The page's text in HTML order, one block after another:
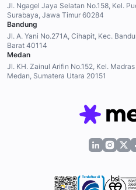
Jl. Ngagel Jaya Selatan No.158, Kel.
Surabaya, Jawa Timur 60284
Bandung
Jl. A. Yani No.271A, Cihapit, Kec.
Barat 40114
Medan
Jl. KH. Zainul Arifin No.152, Kel.
Medan, Sumatera Utara 20151